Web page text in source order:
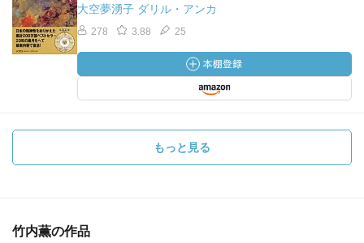
大空夢湧子 ダリル・アンカ
278 3.88 25
もっと見る
竹内薫の作品